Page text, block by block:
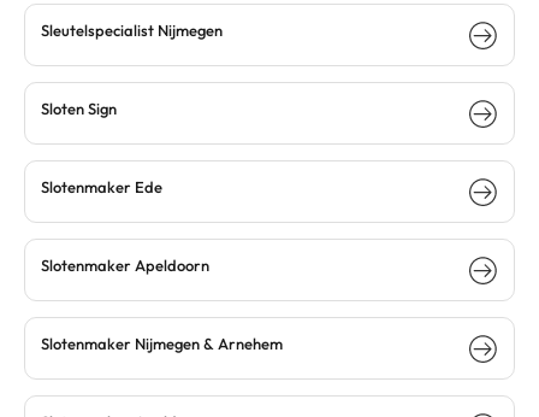
Sleutelspecialist Nijmegen
Sloten Sign
Slotenmaker Ede
Slotenmaker Apeldoorn
Slotenmaker Nijmegen & Arnehem